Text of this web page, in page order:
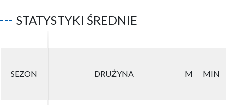
STATYSTYKI ŚREDNIE
SEZON DRUŻYNA M MIN
SEZON DRUŻYNA M MIN